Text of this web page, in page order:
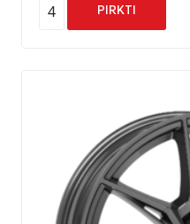
4 PIRKTI